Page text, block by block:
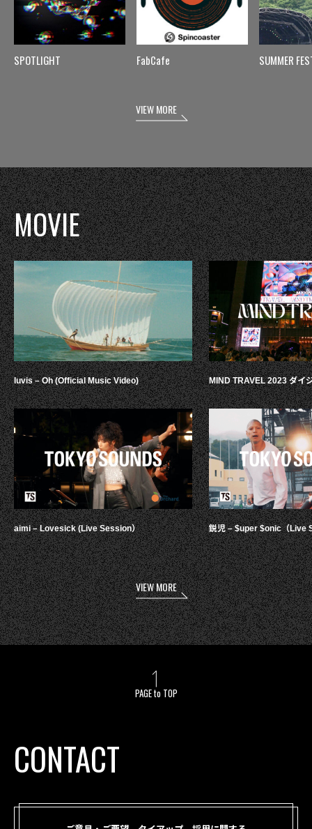
SPOTLIGHT FabCafe SUMMER
VIEW MORE
MOVIE
luvis – Oh (Official Music Video)
aimi – Lovesick (Live Session）
MIND TRAVEL 2023 ダイ
鋭児 – $uper $onic（Live
VIEW MORE
PAGE to TOP
CONTACT